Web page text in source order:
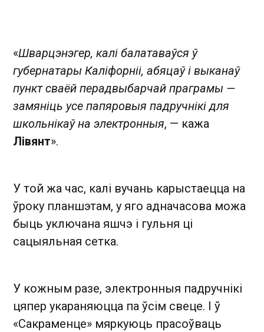
«Шварцэнэгер, калі балатаваўся ў
губернатары Каліфорніі, абяцаў і выканаў
пункт сваёй перадвыбарчай праграмы —
замяніць усе папяровыя падручнікі для
школьнікаў на электронныя, — кажа
Лівянт».
У той жа час, калі вучань карыстаецца на
ўроку планшэтам, у яго адначасова можа
быць уключана яшчэ і гульня ці
сацыяльная сетка.
У кожным разе, электронныя падручнікі
цяпер укараняюцца па ўсім свеце. І ў
«Сакраменце» мяркуюць прасоўваць